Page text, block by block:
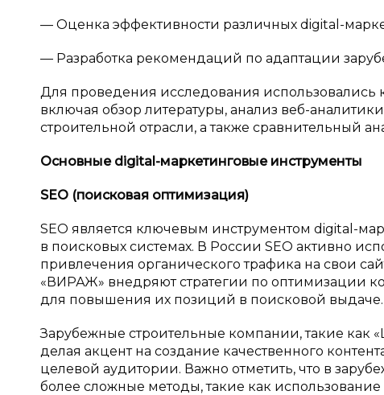
— Оценка эффективности различных digital-
— Разработка рекомендаций по адаптации
Для проведения исследования использовались
включая обзор литературы, анализ веб-
строительной отрасли, а также сравнительный
Основные digital-маркетинговые инструменты
SEO (поисковая оптимизация)
SEO является ключевым инструментом digital-
в поисковых системах. В России SEO активно
привлечения органического трафика на свои
«ВИРАЖ» внедряют стратегии по оптимизации
для повышения их позиций в поисковой выдаче.
Зарубежные строительные компании, такие как
делая акцент на создание качественного
целевой аудитории. Важно отметить, что в
более сложные методы, такие как